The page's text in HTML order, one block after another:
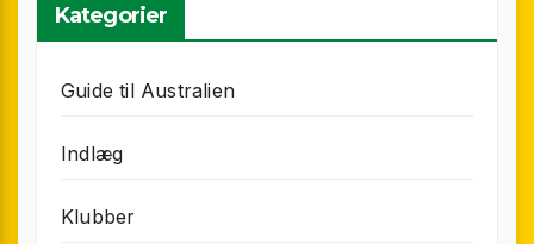
Kategorier
Guide til Australien
Indlæg
Klubber